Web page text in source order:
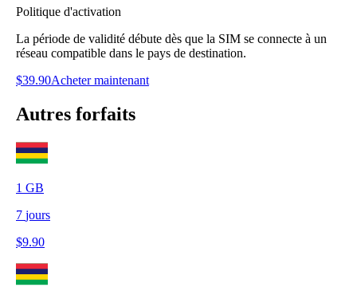
Politique d'activation
La période de validité débute dès que la SIM se connecte à un
réseau compatible dans le pays de destination.
$39.90Acheter maintenant
Autres forfaits
1 GB
7 jours
$9.90